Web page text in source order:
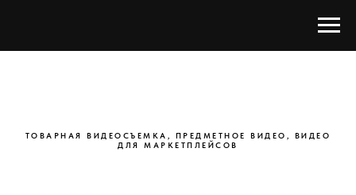
ТОВАРНАЯ ВИДЕОСЪЕМКА, ПРЕДМЕТНОЕ ВИДЕО, ВИДЕО
ДЛЯ МАРКЕТПЛЕЙСОВ